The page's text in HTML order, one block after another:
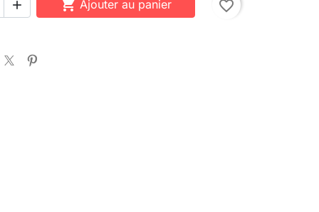
  Ajouter au panier favorite_border